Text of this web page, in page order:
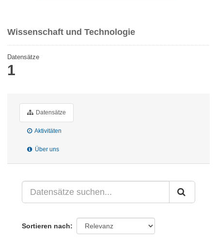
Wissenschaft und Technologie
Datensätze
1
Datensätze
Aktivitäten
Über uns
Sortieren nach